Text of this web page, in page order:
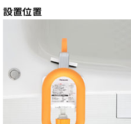
設置位置